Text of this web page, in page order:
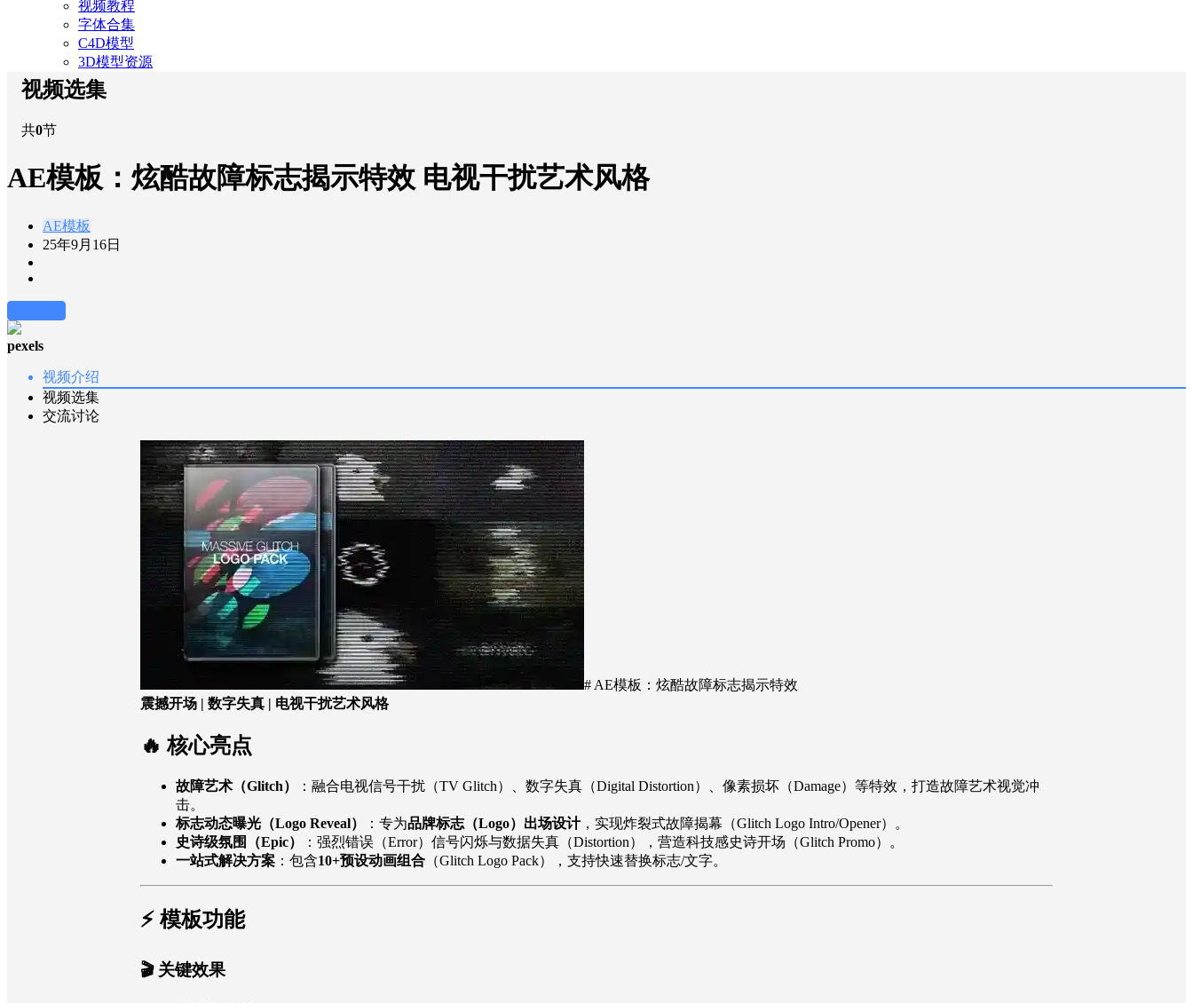
视频教程
字体合集
C4D模型
3D模型资源
视频选集
共0节
AE模板：炫酷故障标志揭示特效 电视干扰艺术风格
AE模板
25年9月16日
pexels
视频介绍
视频选集
交流讨论
# AE模板：炫酷故障标志揭示特效
震撼开场 | 数字失真 | 电视干扰艺术风格
🔥 核心亮点
故障艺术（Glitch）
：融合电视信号干扰（TV Glitch）、数字失真（Digital Distortion）、像素损坏（Damage）等特效，打造故障艺术视觉冲
击。
标志动态曝光（Logo Reveal）
：专为品牌标志（Logo）出场设计，实现炸裂式故障揭幕（Glitch Logo Intro/Opener）。
史诗级氛围（Epic）
：强烈错误（Error）信号闪烁与数据失真（Distortion），营造科技感史诗开场（Glitch Promo）。
一站式解决方案 ：包含10+预设动画组合 （Glitch Logo Pack），支持快速替换标志/文字。
⚡️ 模板功能
🎬 关键效果